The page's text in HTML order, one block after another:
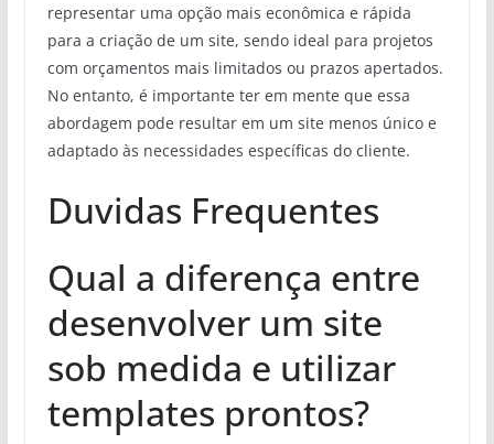
representar uma opção mais econômica e rápida
para a criação de um site, sendo ideal para projetos
com orçamentos mais limitados ou prazos apertados.
No entanto, é importante ter em mente que essa
abordagem pode resultar em um site menos único e
adaptado às necessidades específicas do cliente.
Duvidas Frequentes
Qual a diferença entre
desenvolver um site
sob medida e utilizar
templates prontos?